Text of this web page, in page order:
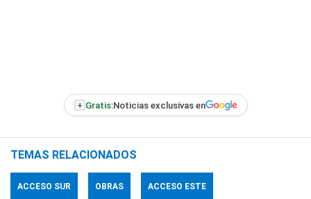
+ Gratis:Noticias exclusivas en
TEMAS RELACIONADOS
ACCESO SUR OBRAS ACCESO ESTE